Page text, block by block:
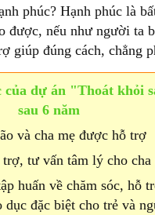
phúc? Hạnh phúc là
được, nếu như người ta
giúp đúng cách, chẳng
của dự án "Thoát khỏi
sau 6 năm
và cha mẹ được hỗ trợ
tư vấn tâm lý cho cha
huấn về chăm sóc, hỗ
dục đặc biệt cho trẻ và